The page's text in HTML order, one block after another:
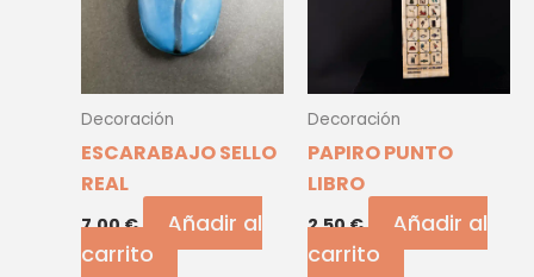
Decoración
ESCARABAJO SELLO
REAL
7,00€
Añadir al
carrito
Decoración
PAPIRO PUNTO
LIBRO
2,50€
Añadir al
carrito